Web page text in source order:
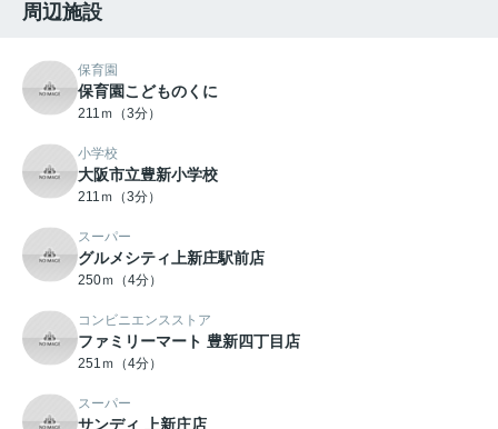
周辺施設
保育園
保育園こどものくに
211ｍ（3分）
小学校
大阪市立豊新小学校
211ｍ（3分）
スーパー
グルメシティ上新庄駅前店
250ｍ（4分）
コンビニエンスストア
ファミリーマート 豊新四丁目店
251ｍ（4分）
スーパー
サンディ 上新庄店